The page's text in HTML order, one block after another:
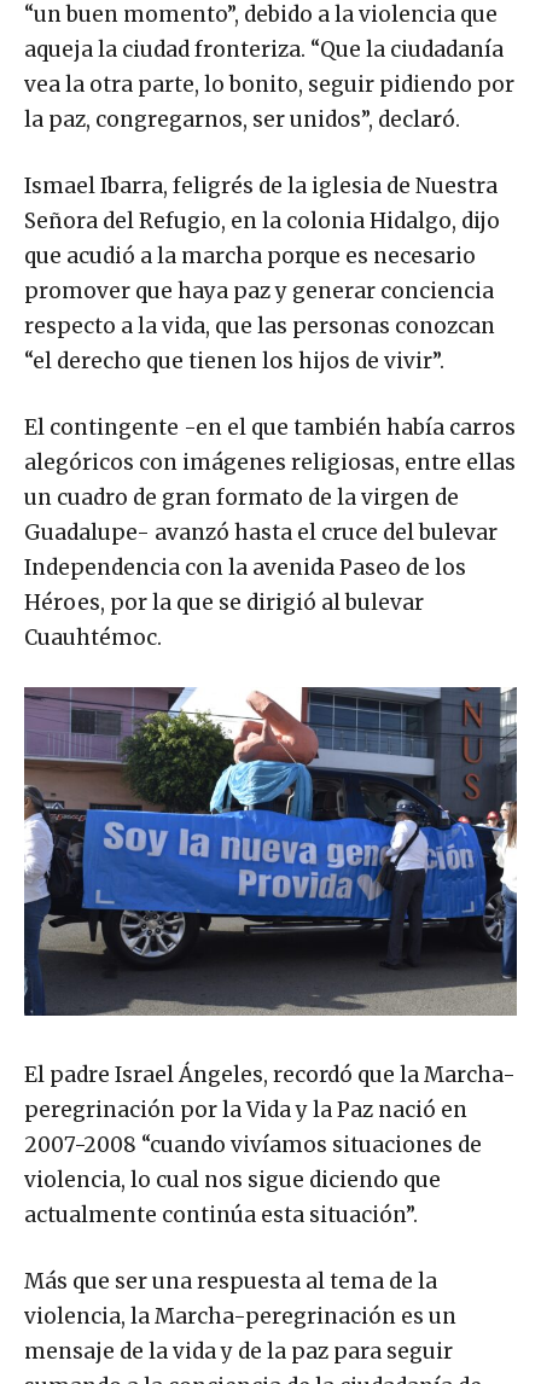
“un buen momento”, debido a la violencia que
aqueja la ciudad fronteriza. “Que la ciudadanía
vea la otra parte, lo bonito, seguir pidiendo por
la paz, congregarnos, ser unidos”, declaró.
Ismael Ibarra, feligrés de la iglesia de Nuestra
Señora del Refugio, en la colonia Hidalgo, dijo
que acudió a la marcha porque es necesario
promover que haya paz y generar conciencia
respecto a la vida, que las personas conozcan
“el derecho que tienen los hijos de vivir”.
El contingente -en el que también había carros
alegóricos con imágenes religiosas, entre ellas
un cuadro de gran formato de la virgen de
Guadalupe- avanzó hasta el cruce del bulevar
Independencia con la avenida Paseo de los
Héroes, por la que se dirigió al bulevar
Cuauhtémoc.
El padre Israel Ángeles, recordó que la Marcha-
peregrinación por la Vida y la Paz nació en
2007-2008 “cuando vivíamos situaciones de
violencia, lo cual nos sigue diciendo que
actualmente continúa esta situación”.
Más que ser una respuesta al tema de la
violencia, la Marcha-peregrinación es un
mensaje de la vida y de la paz para seguir